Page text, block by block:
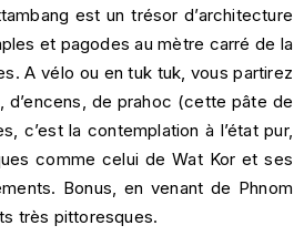
est un trésor d’architecture
et pagodes au mètre carré de la
A vélo ou en tuk tuk, vous partirez
de prahoc (cette pâte de
c’est la contemplation à l’état pur,
comme celui de Wat Kor et ses
Bonus, en venant de Phnom
très pittoresques.